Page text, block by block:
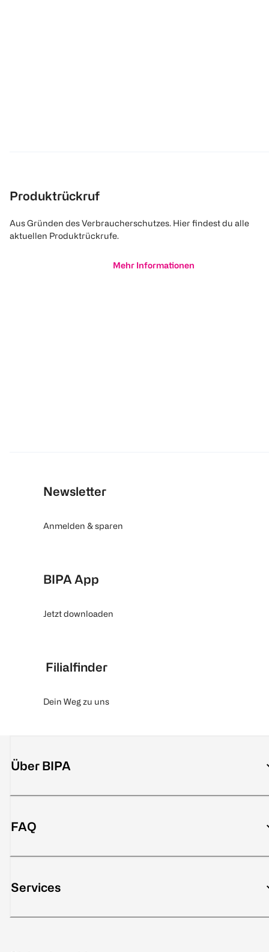
Produktrückruf
Aus Gründen des Verbraucherschutzes. Hier findest du alle
aktuellen Produktrückrufe.
Mehr Informationen
Newsletter
Anmelden & sparen
BIPA App
Jetzt downloaden
Filialfinder
Dein Weg zu uns
Über BIPA
FAQ
Services